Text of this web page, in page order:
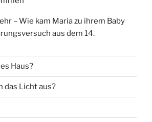
– Wie kam Maria zu ihrem Baby
aus dem 14.
Haus?
das Licht aus?